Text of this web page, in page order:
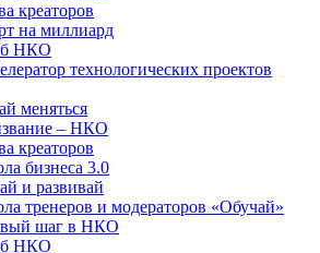
креаторов
на миллиард
НКО
технологических проектов
меняться
– НКО
креаторов
бизнеса 3.0
и развивай
тренеров и модераторов «Обучай»
шаг в НКО
НКО